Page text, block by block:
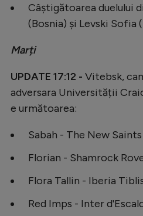
Auto
Alte sporturi
JO 2024
Intră în cont
Câștigătoarea duelului
(Bosnia) și Levski Sofia
Marți
UPDATE 17:12 - Vitebsk,
adversara Universității
e următoarea:
Sabah - The New Saints
Florian - Shamrock
Flora Tallin - Iberia
Red Imps - Inter